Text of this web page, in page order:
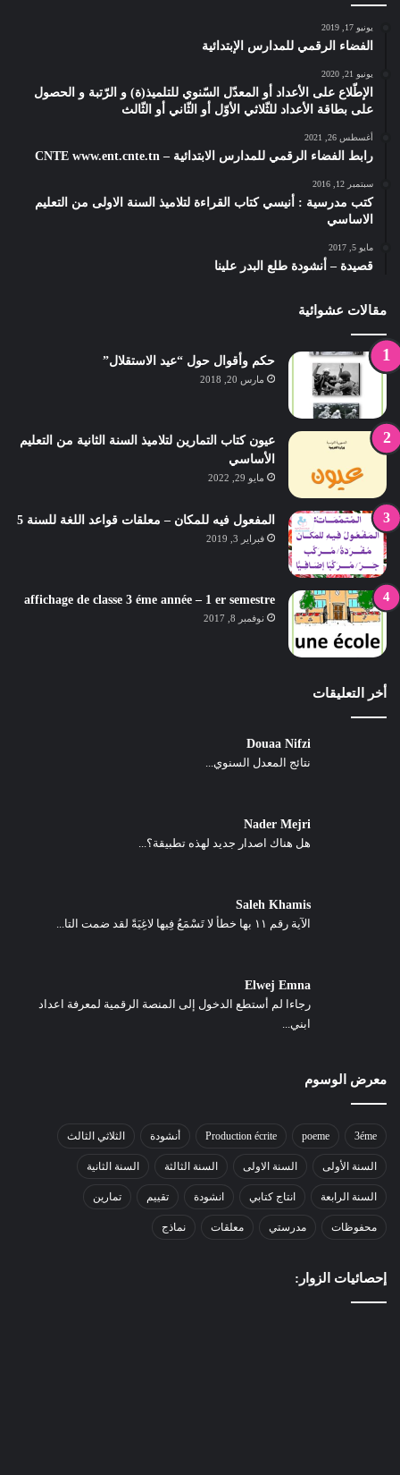
يونيو 17, 2019
الفضاء الرقمي للمدارس الإبتدائية
يونيو 21, 2020
الإطّلاع على الأعداد أو المعدّل السّنوي للتلميذ(ة) و الرّتبة و الحصول
على بطاقة الأعداد للثّلاثي الأوّل أو الثّاني أو الثّالث
أغسطس 26, 2021
رابط الفضاء الرقمي للمدارس الابتدائية – CNTE www.ent.cnte.tn
سبتمبر 12, 2016
كتب مدرسية : أنيسي كتاب القراءة لتلاميذ السنة الاولى من التعليم
الاساسي
مايو 5, 2017
قصيدة – أنشودة طلع البدر علينا
مقالات عشوائية
حكم وأقوال حول “عيد الاستقلال”
مارس 20, 2018
عيون كتاب التمارين لتلاميذ السنة الثانية من التعليم
الأساسي
مايو 29, 2022
المفعول فيه للمكان – معلقات قواعد اللغة للسنة 5
فبراير 3, 2019
affichage de classe 3 éme année – 1 er semestre
نوفمبر 8, 2017
أخر التعليقات
Douaa Nifzi
نتائج المعدل السنوي...
Nader Mejri
هل هناك اصدار جديد لهذه تطبيقة؟...
Saleh Khamis
الآية رقم ١١ بها خطأ لا تَسْمَعُ فِيها لاغِيَةً لقد ضمت التا...
Elwej Emna
رجاءا لم أستطع الدخول إلى المنصة الرقمية لمعرفة اعداد
ابني...
معرض الوسوم
3éme
poeme
Production écrite أنشودة الثلاثي الثالث
السنة الأولى السنة الاولى السنة الثالثة السنة الثانية
السنة الرابعة انتاج كتابي انشودة تقييم تمارين
محفوظات مدرستي معلقات نماذج
إحصائيات الزوار: